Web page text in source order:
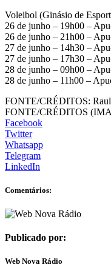
Voleibol (Ginásio de
26 de junho – 19h00 –
26 de junho – 21h00 –
27 de junho – 14h30 –
27 de junho – 17h30 –
28 de junho – 09h00 –
28 de junho – 11h00 –
FONTE/CRÉDITOS:
FONTE/CRÉDITOS
Facebook
Twitter
Whatsapp
Telegram
LinkedIn
Comentários:
Publicado por:
Web Nova Rádio